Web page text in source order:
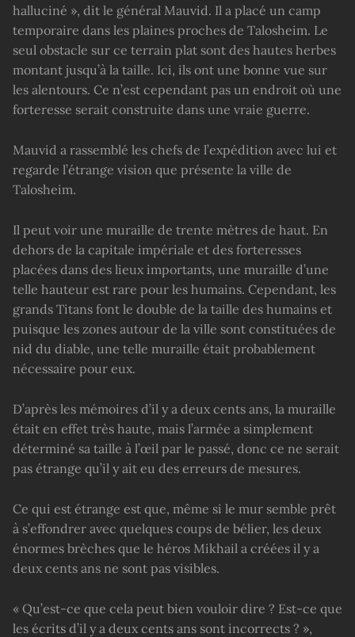
halluciné », dit le général Mauvid. Il a placé un camp
temporaire dans les plaines proches de Talosheim. Le
seul obstacle sur ce terrain plat sont des hautes herbes
montant jusqu’à la taille. Ici, ils ont une bonne vue sur
les alentours. Ce n’est cependant pas un endroit où une
forteresse serait construite dans une vraie guerre.
Mauvid a rassemblé les chefs de l’expédition avec lui et
regarde l’étrange vision que présente la ville de
Talosheim.
Il peut voir une muraille de trente mètres de haut. En
dehors de la capitale impériale et des forteresses
placées dans des lieux importants, une muraille d’une
telle hauteur est rare pour les humains. Cependant, les
grands Titans font le double de la taille des humains et
puisque les zones autour de la ville sont constituées de
nid du diable, une telle muraille était probablement
nécessaire pour eux.
D’après les mémoires d’il y a deux cents ans, la muraille
était en effet très haute, mais l’armée a simplement
déterminé sa taille à l’œil par le passé, donc ce ne serait
pas étrange qu’il y ait eu des erreurs de mesures.
Ce qui est étrange est que, même si le mur semble prêt
à s’effondrer avec quelques coups de bélier, les deux
énormes brèches que le héros Mikhail a créées il y a
deux cents ans ne sont pas visibles.
« Qu’est-ce que cela peut bien vouloir dire ? Est-ce que
les écrits d’il y a deux cents ans sont incorrects ? »,